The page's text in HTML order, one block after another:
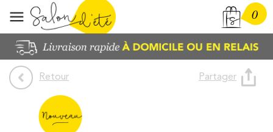
0
Retour Partager